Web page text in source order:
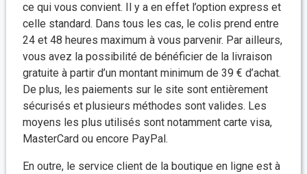
ce qui vous convient. Il y a en effet l’option express et
celle standard. Dans tous les cas, le colis prend entre
24 et 48 heures maximum à vous parvenir. Par ailleurs,
vous avez la possibilité de bénéficier de la livraison
gratuite à partir d’un montant minimum de 39 € d’achat.
De plus, les paiements sur le site sont entièrement
sécurisés et plusieurs méthodes sont valides. Les
moyens les plus utilisés sont notamment carte visa,
MasterCard ou encore PayPal.
En outre, le service client de la boutique en ligne est à